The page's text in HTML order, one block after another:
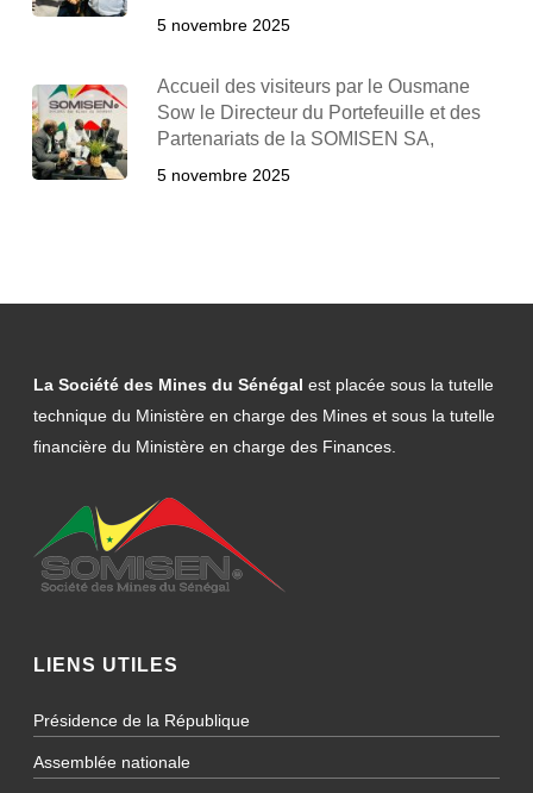
5 novembre 2025
Accueil des visiteurs par le Ousmane
Sow le Directeur du Portefeuille et des
Partenariats de la SOMISEN SA,
5 novembre 2025
La Société des Mines du Sénégal est placée sous la tutelle
technique du Ministère en charge des Mines et sous la tutelle
financière du Ministère en charge des Finances.
LIENS UTILES
Présidence de la République
Assemblée nationale